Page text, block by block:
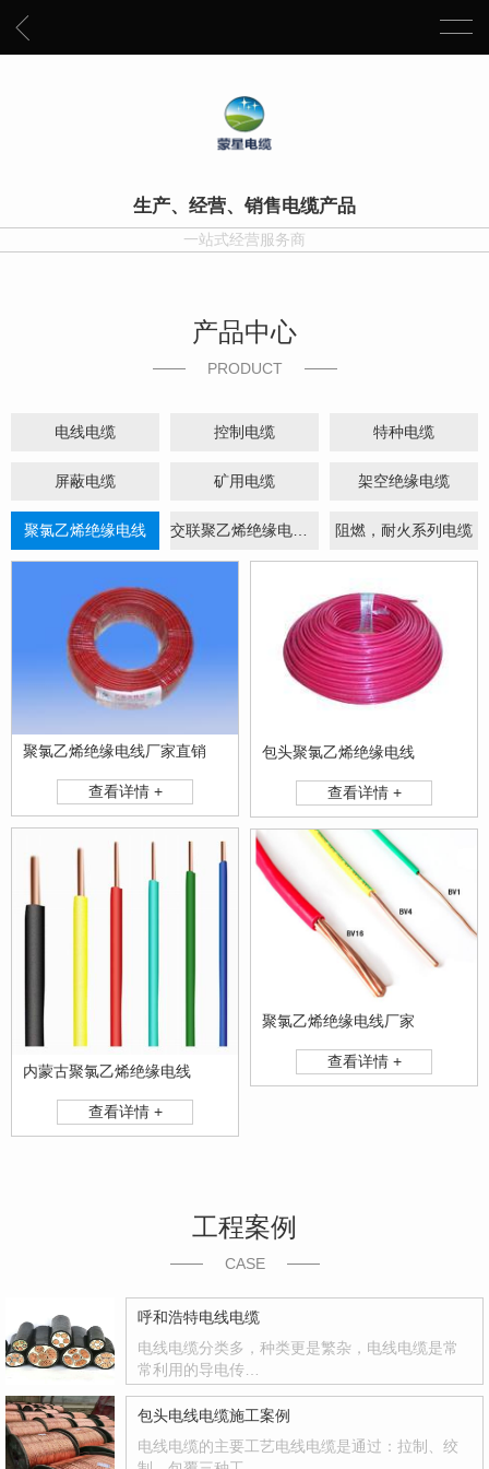
生产、经营、销售电缆产品
一站式经营服务商
产品中心
PRODUCT
电线电缆 控制电缆 特种电缆
屏蔽电缆 矿用电缆 架空绝缘电缆
聚氯乙烯绝缘电线 交联聚乙烯绝缘电力电缆 阻燃，耐火系列电缆
聚氯乙烯绝缘电线厂家直销
查看详情 +
包头聚氯乙烯绝缘电线
查看详情 +
内蒙古聚氯乙烯绝缘电线
查看详情 +
聚氯乙烯绝缘电线厂家
查看详情 +
工程案例
CASE
呼和浩特电线电缆
电线电缆分类多，种类更是繁杂，电线电缆是常
常利用的导电传…
包头电线电缆施工案例
电线电缆的主要工艺电线电缆是通过：拉制、绞